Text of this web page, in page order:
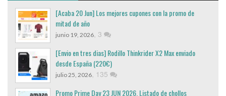
[Acaba 20 Jun] Los mejores cupones con la promo de
mitad de año
junio 19, 2026, 3
[Envio en tres dias] Rodillo Thinkrider X2 Max enviado
desde España (220€)
julio 25, 2026, 135
Promo Prime Day 23 JUN 2026. Listado de chollos